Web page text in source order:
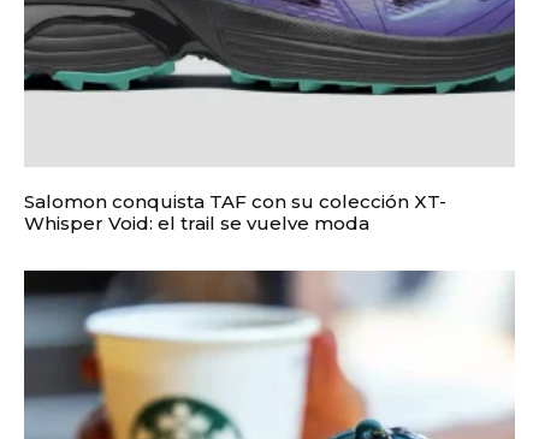
Salomon conquista TAF con su colección XT-
Whisper Void: el trail se vuelve moda